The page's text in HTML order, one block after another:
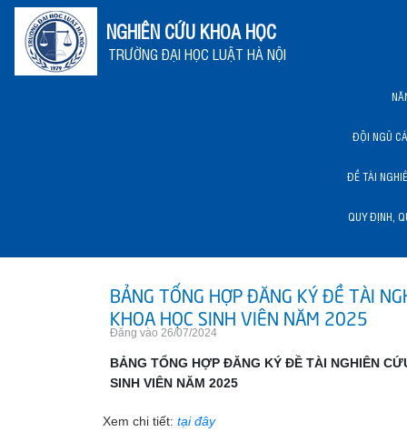
NGHIÊN CỨU KHOA HỌC
TRƯỜNG ĐẠI HỌC LUẬT HÀ NỘI
ĐỘI NGŨ
ĐỀ TÀI
QUY ĐỊNH,
BẢNG TỔNG HỢP ĐĂNG KÝ ĐỀ TÀI
KHOA HỌC SINH VIÊN NĂM 2025
Đăng vào 26/07/2024
BẢNG TỔNG HỢP ĐĂNG KÝ ĐỀ TÀI NGHIÊN
SINH VIÊN NĂM 2025
Xem chi tiết: tại đây